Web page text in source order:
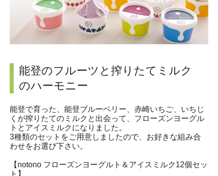
能登のフルーツと搾りたてミルク
のハーモニー
能登で育った、能登ブルーベリー、赤崎いちご、いちじ
くが搾りたてのミルクと出会って、フローズンヨーグル
トとアイスミルクになりました。
3種類のセットをご用意しましたので、お好きな組み合
わせをお選び下さい。
【notono フローズンヨーグルト＆アイスミルク12個セッ
ト】